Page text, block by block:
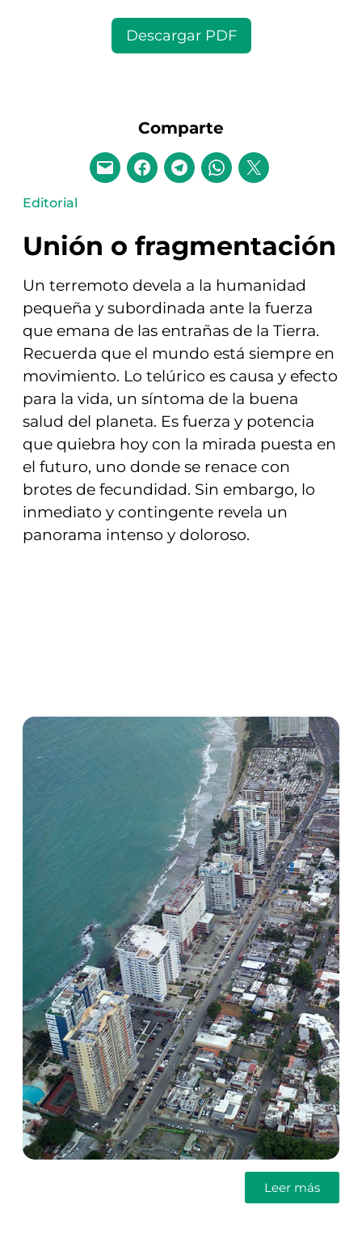
Descargar PDF
Comparte
Editorial
Unión o fragmentación
Un terremoto devela a la humanidad
pequeña y subordinada ante la fuerza
que emana de las entrañas de la Tierra.
Recuerda que el mundo está siempre en
movimiento. Lo telúrico es causa y efecto
para la vida, un síntoma de la buena
salud del planeta. Es fuerza y potencia
que quiebra hoy con la mirada puesta en
el futuro, uno donde se renace con
brotes de fecundidad. Sin embargo, lo
inmediato y contingente revela un
panorama intenso y doloroso.
Leer más